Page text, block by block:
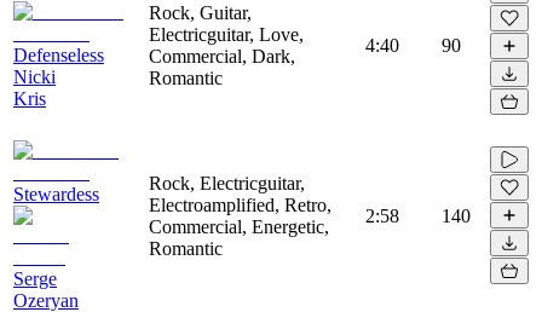
Defenseless
Nicki
Kris
Rock, Guitar,
Electricguitar, Love,
Commercial, Dark,
Romantic
4:40 90
Stewardess
Serge
Ozeryan
Rock, Electricguitar,
Electroamplified, Retro,
Commercial, Energetic,
Romantic
2:58 140